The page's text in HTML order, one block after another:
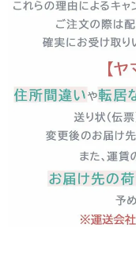
■包装の有無（通常
□のし紙の有無（のし